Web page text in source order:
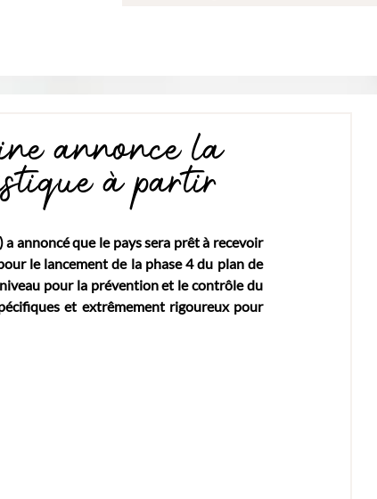
annonce la
à partir
annoncé que le pays sera prêt à recevoir
le lancement de la phase 4 du plan de
pour la prévention et le contrôle du
et extrêmement rigoureux pour